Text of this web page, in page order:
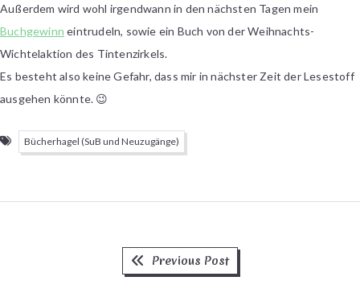
Außerdem wird wohl irgendwann in den nächsten Tagen mein
Buchgewinn eintrudeln, sowie ein Buch von der Weihnachts-
Wichtelaktion des Tintenzirkels.
Es besteht also keine Gefahr, dass mir in nächster Zeit der Lesestoff
ausgehen könnte. 😉
Bücherhagel (SuB und Neuzugänge)
BeitragsnavigationPrevious Post